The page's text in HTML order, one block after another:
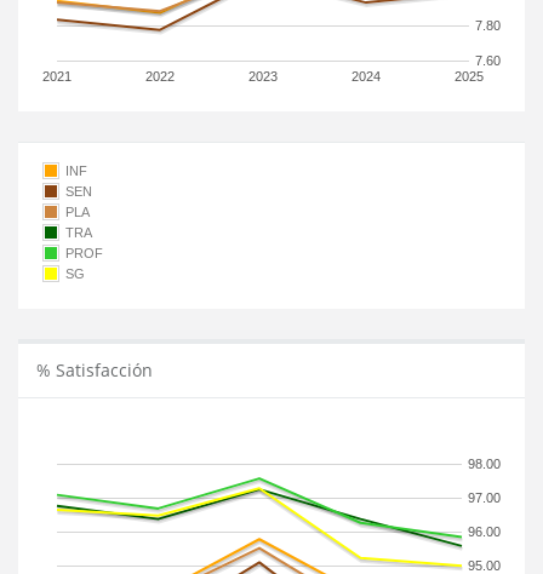
2021 2022 2023 2024 2025
7.60
7.80
INF
SEN
PLA
TRA
PROF
SG
% Satisfacción
95.00
96.00
97.00
98.00